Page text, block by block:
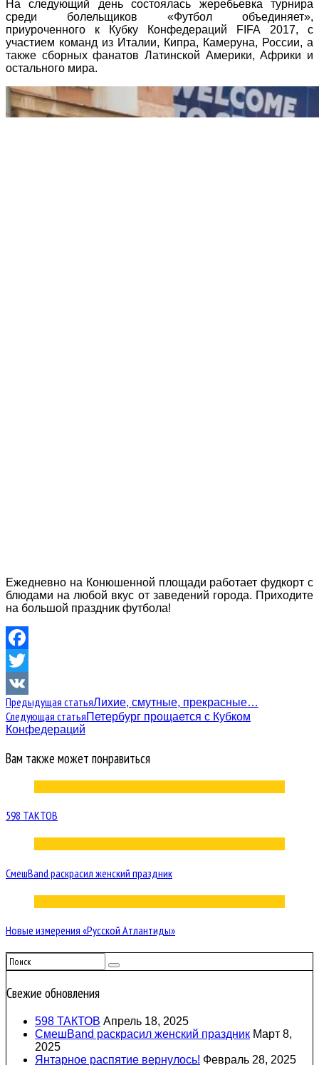
На следующий день состоялась жеребьевка турнира
среди болельщиков «Футбол объединяет»,
приуроченного к Кубку Конфедераций FIFA 2017, с
участием команд из Италии, Кипра, Камеруна, России, а
также сборных фанатов Латинской Америки, Африки и
остального мира.
Ежедневно на Конюшенной площади работает фудкорт с
блюдами на любой вкус от заведений города. Приходите
на большой праздник футбола!
Facebook
Twitter
VK
Предыдущая статьяЛихие, смутные, прекрасные…
Следующая статьяПетербург прощается с Кубком
Конфедераций
Вам также может понравиться
598 ТАКТОВ
СмешBand раскрасил женский праздник
Новые измерения «Русской Атлантиды»
Свежие обновления
598 ТАКТОВ Апрель 18, 2025
СмешBand раскрасил женский праздник Март 8,
2025
Янтарное распятие вернулось! Февраль 28, 2025